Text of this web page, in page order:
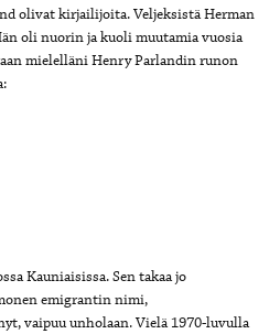
olivat kirjailijoita. Veljeksistä Herman
oli nuorin ja kuoli muutamia vuosia
mielelläni Henry Parlandin runon
Kauniaisissa. Sen takaa jo
emigrantin nimi,
vaipuu unholaan. Vielä 1970-luvulla